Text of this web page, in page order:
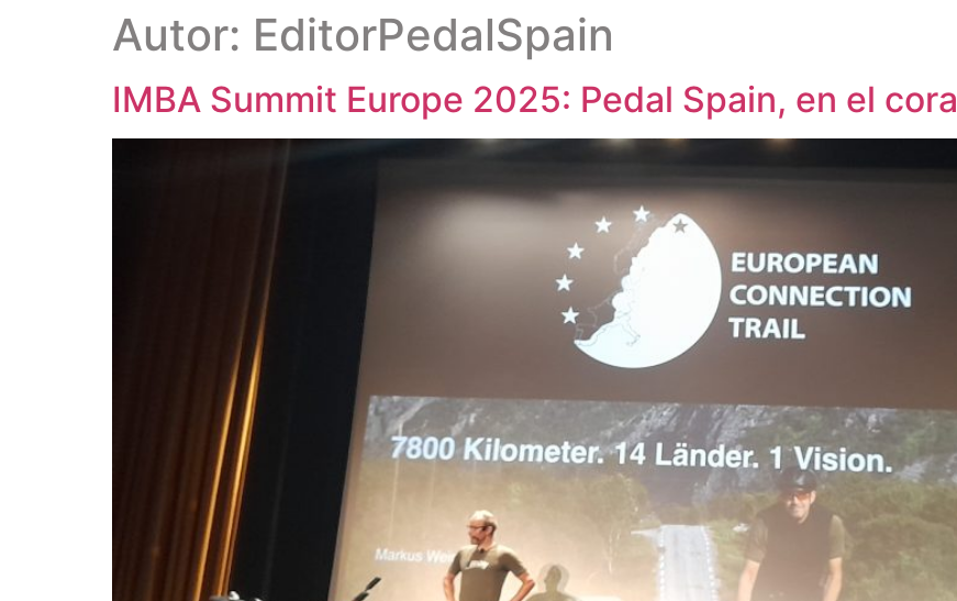
Autor: EditorPedalSpain
IMBA Summit Europe 2025: Pedal Spain, en el